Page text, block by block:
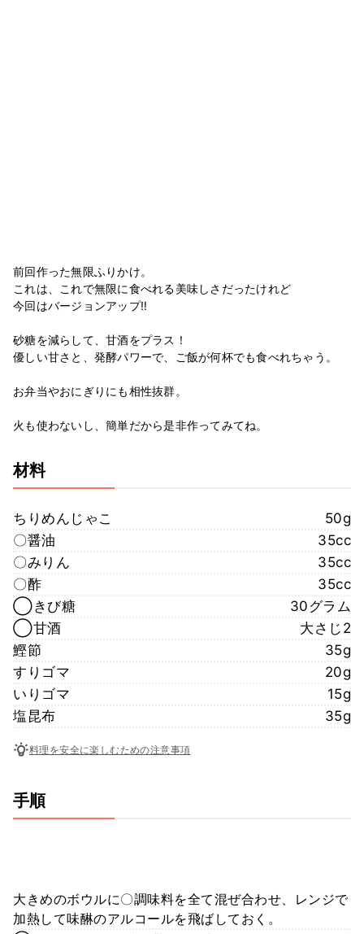
前回作った無限ふりかけ。
これは、これで無限に食べれる美味しさだったけれど
今回はバージョンアップ‼︎
砂糖を減らして、甘酒をプラス！
優しい甘さと、発酵パワーで、ご飯が何杯でも食べれちゃう。
お弁当やおにぎりにも相性抜群。
火も使わないし、簡単だから是非作ってみてね。
材料
ちりめんじゃこ
50g
〇醤油
35cc
〇みりん
35cc
〇酢
35cc
◯きび糖
30グラム
◯甘酒
大さじ2
鰹節
35g
すりゴマ
20g
いりゴマ
15g
塩昆布
35g
料理を安全に楽しむための注意事項
手順
大きめのボウルに〇調味料を全て混ぜ合わせ、レンジで
加熱して味醂のアルコールを飛ばしておく。